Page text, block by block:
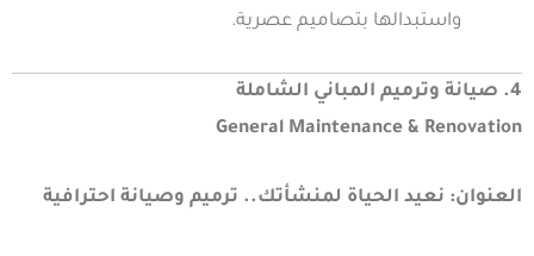
واستبدالها بتصاميم عصرية.
4. صيانة وترميم المباني الشاملة
General Maintenance & Renovation
العنوان: نعيد الحياة لمنشأتك.. ترميم وصيانة احترافية